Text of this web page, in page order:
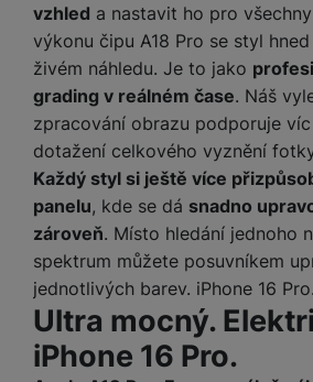
vzhled a nastavit ho pro
výkonu čipu A18 Pro se styl
živém náhledu. Je to jako
grading v reálném čase. Náš
zpracování obrazu podporuje
dotažení celkového vyznění
Každý styl si ještě více
panelu, kde se dá snadno
zároveň. Místo hledání jednoho
spektrum můžete posuvníkem
jednotlivých barev. iPhone 16 Pro.
Ultra mocný.
iPhone 16 Pro.